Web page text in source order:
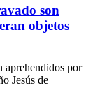
son
objetos
aprehendidos por
Jesús de